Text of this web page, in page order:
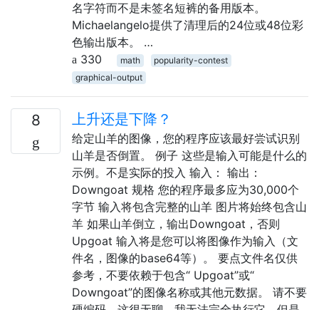
名字符而不是未签名短裤的备用版本。
Michaelangelo提供了清理后的24位或48位彩
色输出版本。 …
330
math
popularity-contest
graphical-output
8 上升还是下降？
给定山羊的图像，您的程序应该最好尝试识别
山羊是否倒置。 例子 这些是输入可能是什么的
示例。不是实际的投入 输入： 输出：
Downgoat 规格 您的程序最多应为30,000个
字节 输入将包含完整的山羊 图片将始终包含山
羊 如果山羊倒立，输出Downgoat，否则
Upgoat 输入将是您可以将图像作为输入（文
件名，图像的base64等）。 要点文件名仅供
参考，不要依赖于包含“ Upgoat”或“
Downgoat”的图像名称或其他元数据。 请不要